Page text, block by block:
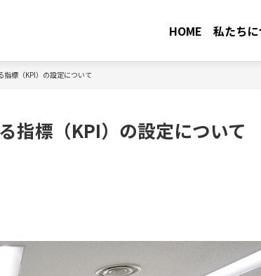
HOME 私たち
指標（KPI）の設定について
指標（KPI）の設定について